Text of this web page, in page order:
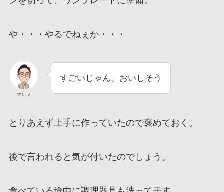
や・・・やるでねぇか・・・
マルメ
すごいじゃん。おいしそう
とりあえず上手に作っていたので褒めておく。
後で言われると気が付いたのでしょう。